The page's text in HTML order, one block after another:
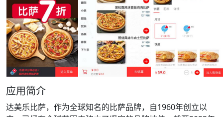
应用简介
达美乐比萨，作为全球知名的比萨品牌，自1960年创立以